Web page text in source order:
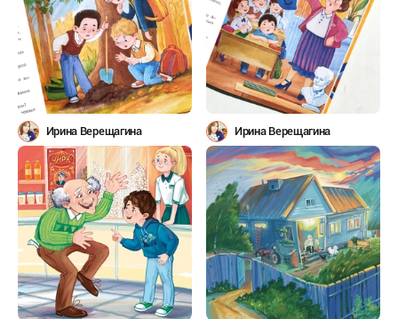
Ирина Верещагина Ирина Верещагина